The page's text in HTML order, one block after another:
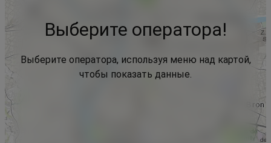
Выберите оператора!
Выберите оператора, используя меню над картой,
чтобы показать данные.